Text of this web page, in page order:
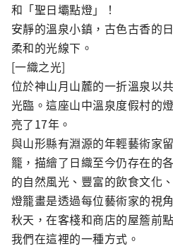
和「聖日壩點燈」！
安靜的溫泉小鎮，古色古香的
柔和的光線下。
[一織之光]
位於神山月山麓的一折溫泉以
光臨。這座山中溫泉度假村的
亮了17年。
與山形縣有淵源的年輕藝術家
籠，描繪了日織至今仍存在的
的自然風光、豐富的飲食文化
燈籠畫是透過每位藝術家的視
秋天，在客棧和商店的屋簷前
我們在這裡的一種方式。